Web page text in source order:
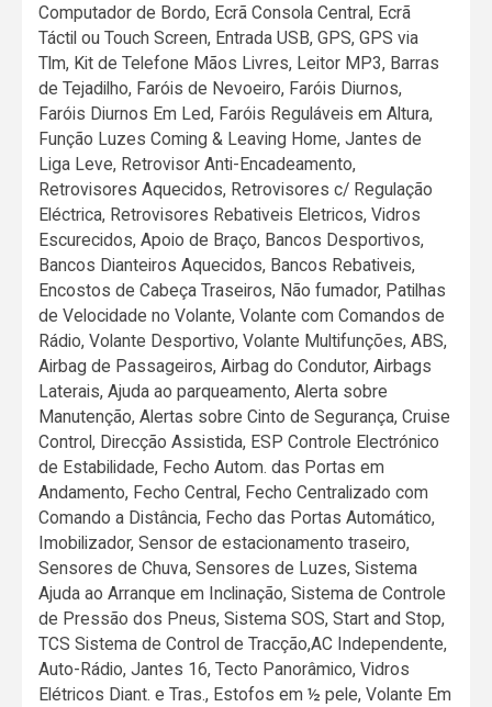
Computador de Bordo, Ecrã Consola Central, Ecrã
Táctil ou Touch Screen, Entrada USB, GPS, GPS via
Tlm, Kit de Telefone Mãos Livres, Leitor MP3, Barras
de Tejadilho, Faróis de Nevoeiro, Faróis Diurnos,
Faróis Diurnos Em Led, Faróis Reguláveis em Altura,
Função Luzes Coming & Leaving Home, Jantes de
Liga Leve, Retrovisor Anti-Encadeamento,
Retrovisores Aquecidos, Retrovisores c/ Regulação
Eléctrica, Retrovisores Rebativeis Eletricos, Vidros
Escurecidos, Apoio de Braço, Bancos Desportivos,
Bancos Dianteiros Aquecidos, Bancos Rebativeis,
Encostos de Cabeça Traseiros, Não fumador, Patilhas
de Velocidade no Volante, Volante com Comandos de
Rádio, Volante Desportivo, Volante Multifunções, ABS,
Airbag de Passageiros, Airbag do Condutor, Airbags
Laterais, Ajuda ao parqueamento, Alerta sobre
Manutenção, Alertas sobre Cinto de Segurança, Cruise
Control, Direcção Assistida, ESP Controle Electrónico
de Estabilidade, Fecho Autom. das Portas em
Andamento, Fecho Central, Fecho Centralizado com
Comando a Distância, Fecho das Portas Automático,
Imobilizador, Sensor de estacionamento traseiro,
Sensores de Chuva, Sensores de Luzes, Sistema
Ajuda ao Arranque em Inclinação, Sistema de Controle
de Pressão dos Pneus, Sistema SOS, Start and Stop,
TCS Sistema de Control de Tracção,AC Independente,
Auto-Rádio, Jantes 16, Tecto Panorâmico, Vidros
Elétricos Diant. e Tras., Estofos em ½ pele, Volante Em